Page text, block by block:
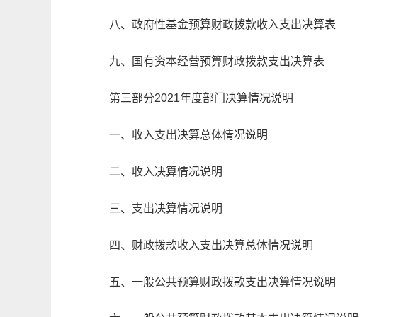
八、政府性基金预算财政拨款收入支出决算表
九、国有资本经营预算财政拨款支出决算表
第三部分2021年度部门决算情况说明
一、收入支出决算总体情况说明
二、收入决算情况说明
三、支出决算情况说明
四、财政拨款收入支出决算总体情况说明
五、一般公共预算财政拨款支出决算情况说明